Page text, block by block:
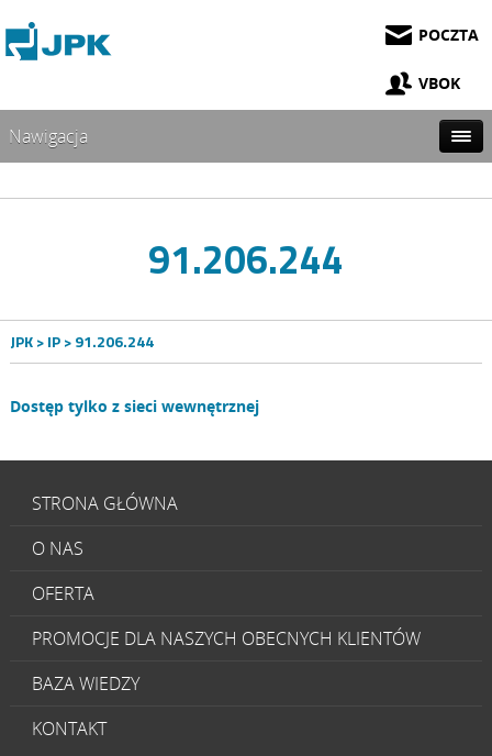
POCZTA
VBOK
Nawigacja
91.206.244
JPK>IP>91.206.244
Dostęp tylko z sieci wewnętrznej
STRONA GŁÓWNA
O NAS
OFERTA
PROMOCJE DLA NASZYCH OBECNYCH KLIENTÓW
BAZA WIEDZY
KONTAKT